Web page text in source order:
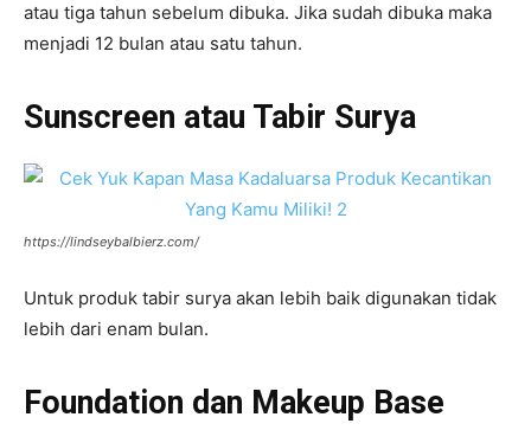
atau tiga tahun sebelum dibuka. Jika sudah dibuka maka
menjadi 12 bulan atau satu tahun.
Sunscreen atau Tabir Surya
https://lindseybalbierz.com/
Untuk produk tabir surya akan lebih baik digunakan tidak
lebih dari enam bulan.
Foundation dan Makeup Base